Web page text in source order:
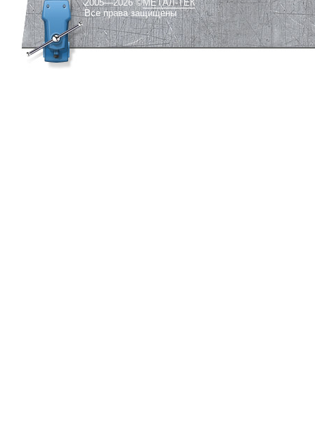
2005—2026 ©МЕТАЛ-ТЕК
Все права защищены